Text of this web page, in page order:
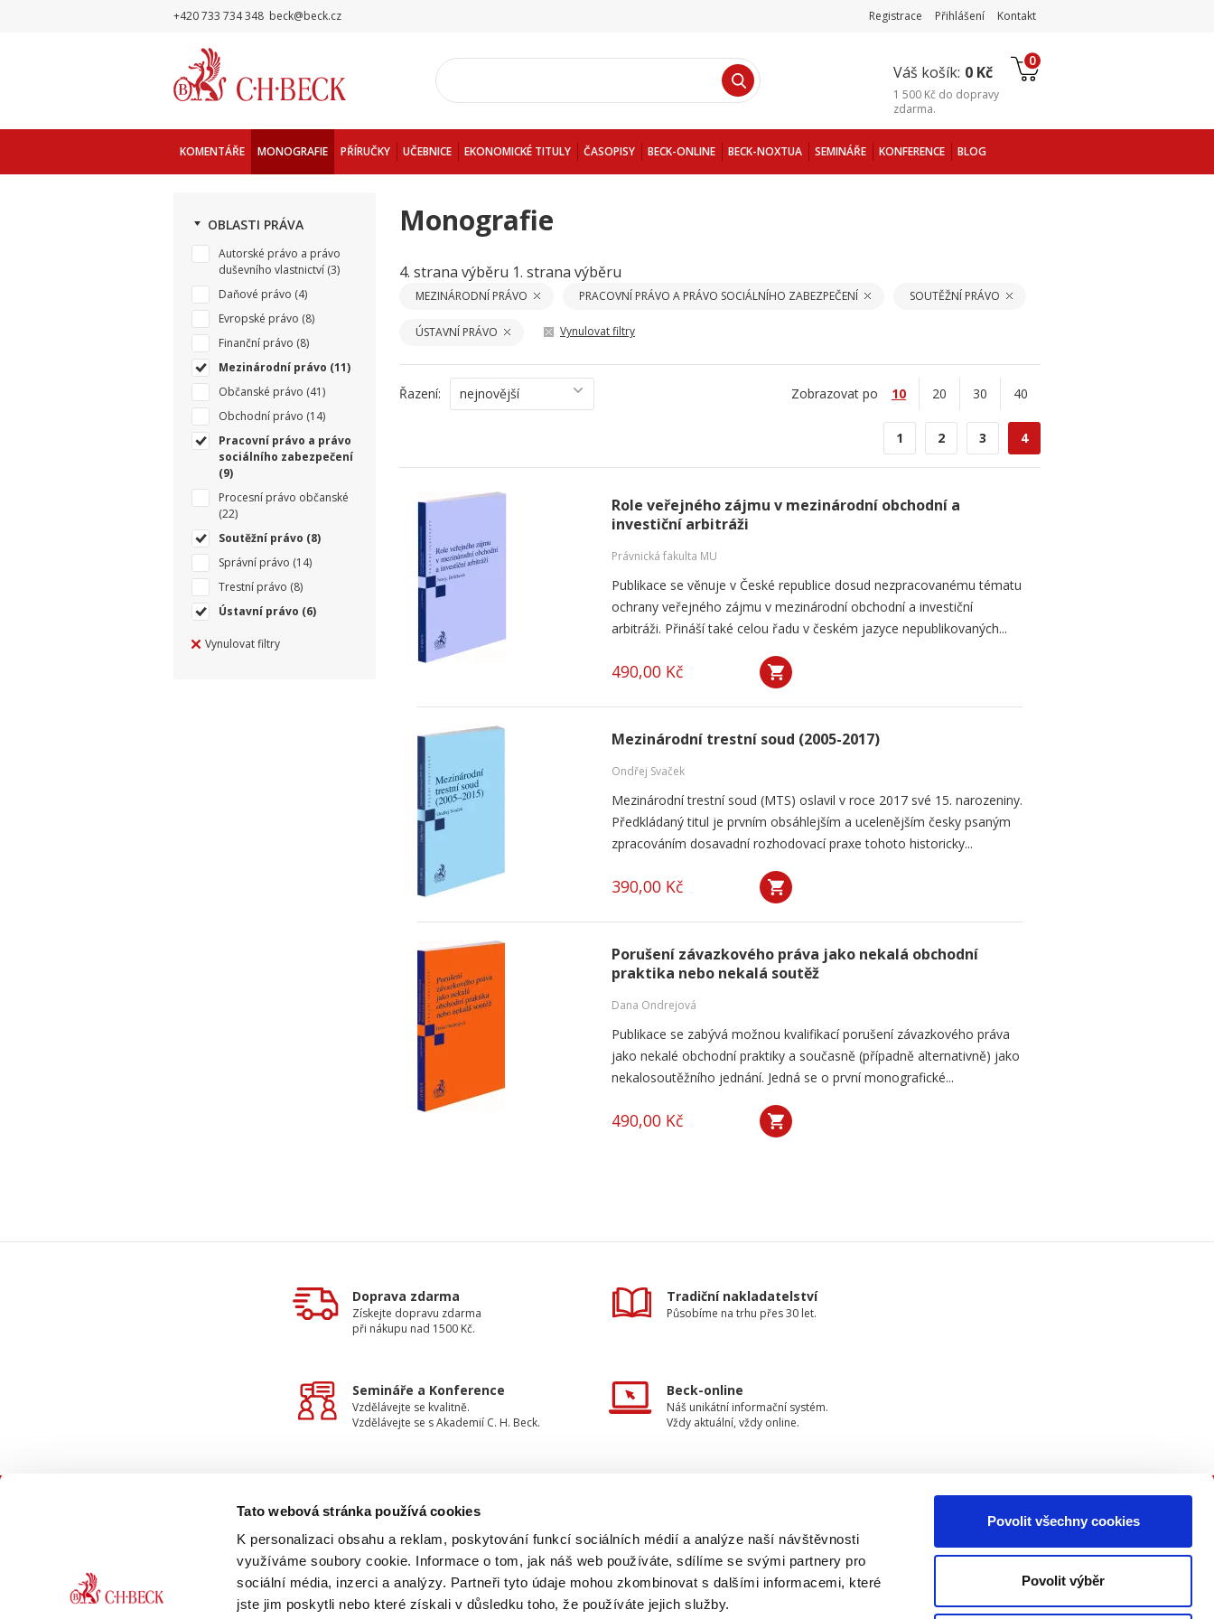
Tato webová stránka používá cookies
K personalizaci obsahu a reklam, poskytování funkcí sociálních médií a analýze naší návštěvnosti
využíváme soubory cookie. Informace o tom, jak náš web používáte, sdílíme se svými partnery pro
sociální média, inzerci a analýzy. Partneři tyto údaje mohou zkombinovat s dalšími informacemi, které
jste jim poskytli nebo které získali v důsledku toho, že používáte jejich služby.
Povolit všechny cookies
Povolit výběr
+420 733 734 348 beck@beck.cz Registrace Přihlášení Kontakt
Váš košík: 0 Kč
0
1 500 Kč do dopravy
zdarma.
KOMENTÁŘE MONOGRAFIE PŘÍRUČKY UČEBNICE EKONOMICKÉ TITULY ČASOPISY BECK-ONLINE BECK-NOXTUA SEMINÁŘE KONFERENCE BLOG
OBLASTI PRÁVA
Autorské právo a právo
duševního vlastnictví (3)
Daňové právo (4)
Evropské právo (8)
Finanční právo (8)
Mezinárodní právo (11)
Občanské právo (41)
Obchodní právo (14)
Pracovní právo a právo
sociálního zabezpečení
(9)
Procesní právo občanské
(22)
Soutěžní právo (8)
Správní právo (14)
Trestní právo (8)
Ústavní právo (6)
Vynulovat filtry
Monografie
4. strana výběru 1. strana výběru
MEZINÁRODNÍ PRÁVO PRACOVNÍ PRÁVO A PRÁVO SOCIÁLNÍHO ZABEZPEČENÍ SOUTĚŽNÍ PRÁVO
ÚSTAVNÍ PRÁVO Vynulovat filtry
Řazení: nejnovější Zobrazovat po 10 20 30 40
1 2 3 4
Role veřejného zájmu v mezinárodní obchodní a
investiční arbitráži
Právnická fakulta MU
Publikace se věnuje v České republice dosud nezpracovanému tématu
ochrany veřejného zájmu v mezinárodní obchodní a investiční
arbitráži. Přináší také celou řadu v českém jazyce nepublikovaných...
490,00 Kč
Mezinárodní trestní soud (2005-2017)
Ondřej Svaček
Mezinárodní trestní soud (MTS) oslavil v roce 2017 své 15. narozeniny.
Předkládaný titul je prvním obsáhlejším a ucelenějším česky psaným
zpracováním dosavadní rozhodovací praxe tohoto historicky...
390,00 Kč
Porušení závazkového práva jako nekalá obchodní
praktika nebo nekalá soutěž
Dana Ondrejová
Publikace se zabývá možnou kvalifikací porušení závazkového práva
jako nekalé obchodní praktiky a současně (případně alternativně) jako
nekalosoutěžního jednání. Jedná se o první monografické...
490,00 Kč
Doprava zdarma
Získejte dopravu zdarma
při nákupu nad 1500 Kč.
Tradiční nakladatelství
Působíme na trhu přes 30 let.
Semináře a Konference
Vzdělávejte se kvalitně.
Vzdělávejte se s Akademií C. H. Beck.
Beck-online
Náš unikátní informační systém.
Vždy aktuální, vždy online.
KONTAKTUJTE NÁS
733 734 348
INFORMACE
O nakladatelství
Ochrana osobních údajů
PŘIPOJTE SE K NÁM
Buďte informovaní o našich